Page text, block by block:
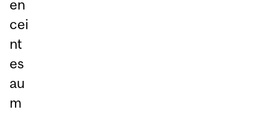
en
cei
nt
es
au
m